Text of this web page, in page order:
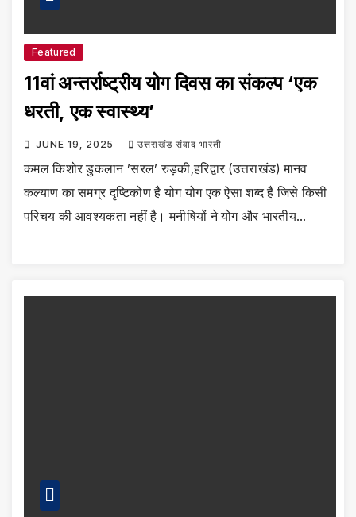
Featured
11वां अन्तर्राष्ट्रीय योग दिवस का संकल्प ‘एक
धरती, एक स्वास्थ्य’
JUNE 19, 2025 उत्तराखंड संवाद भारती
कमल किशोर डुकलान ’सरल’ रुड़की,हरिद्वार (उत्तराखंड) मानव
कल्याण का समग्र दृष्टिकोण है योग योग एक ऐसा शब्द है जिसे किसी
परिचय की आवश्यकता नहीं है। मनीषियों ने योग और भारतीय…